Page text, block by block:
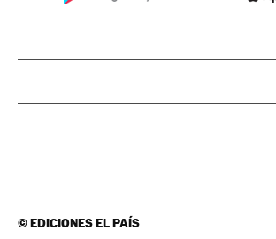
©EDICIONES EL PAÍS